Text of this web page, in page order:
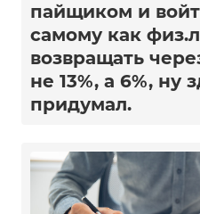
пайщиком и
самому как
возвращать
не 13%, а 6%, ну
придумал.